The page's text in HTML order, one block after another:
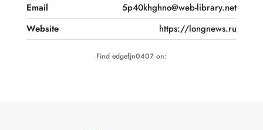
Email
5p40khghno@web-library.net
Website
https://longnews.ru
Find edgefjn0407 on: